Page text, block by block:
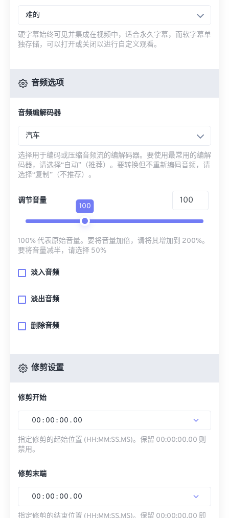
难的
硬字幕始终可见并集成在视频中，适合永久字幕，而软字幕单
独存储，可以打开或关闭以进行自定义观看。
音频选项
音频编解码器
汽车
选择用于编码或压缩音频流的编解码器。要使用最常用的编解
码器，请选择“自动”（推荐）。要转换但不重新编码音频，请
选择“复制”（不推荐）。
调节音量
100
100% 代表原始音量。要将音量加倍，请将其增加到 200%。
要将音量减半，请选择 50%
淡入音频
淡出音频
删除音频
修剪设置
修剪开始
00 : 00 : 00 . 00
指定修剪的起始位置 (HH:MM:SS.MS)。保留 00:00:00.00 则
禁用。
修剪末端
00 : 00 : 00 . 00
指定修剪的结束位置 (HH:MM:SS.MS)。保留 00:00:00.00 即